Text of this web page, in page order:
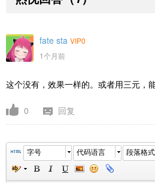
fate sta VIP0
1个月前
这个没有，效果一样的。或者用三元，
0 回复
字号 代码语言 段落格式